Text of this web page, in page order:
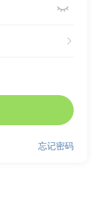


忘记密码